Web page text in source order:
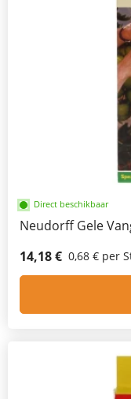
Direct beschikbaar
Neudorff Gele
14,18 € 0,68 € per